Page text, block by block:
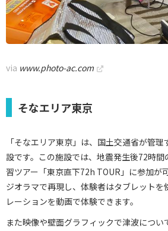
via www.photo-ac.com
そなエリア東京
「そなエリア東京」は、国土交通省が管
設です。この施設では、地震発生後72時
習ツアー「東京直下72h TOUR」に参加が
ジオラマで再現し、体験者はタブレットを
レーションを動画で体験できます。
また映像や壁面グラフィックで津波につ